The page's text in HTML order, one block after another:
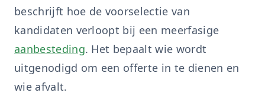
beschrijft hoe de voorselectie van
kandidaten verloopt bij een meerfasige
aanbesteding. Het bepaalt wie wordt
uitgenodigd om een offerte in te dienen en
wie afvalt.